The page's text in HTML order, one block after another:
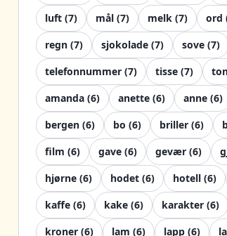
luft (7) mål (7) melk (7) ord
regn (7) sjokolade (7) sove (7)
telefonnummer (7) tisse (7)
amanda (6) anette (6) anne (6)
bergen (6) bo (6) briller (6)
film (6) gave (6) gevær (6)
hjørne (6) hodet (6) hotell (6)
kaffe (6) kake (6) karakter (6)
kroner (6) lam (6) lapp (6)